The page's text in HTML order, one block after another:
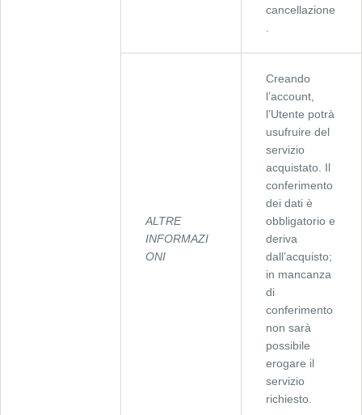
cancellazione
ALTRE
INFORMAZI
ONI
Creando
l’account,
l’Utente potrà
usufruire del
servizio
acquistato. Il
conferimento
dei dati è
obbligatorio e
deriva
dall’acquisto;
in mancanza
di
conferimento
non sarà
possibile
erogare il
servizio
richiesto.